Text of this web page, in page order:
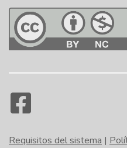
Requisitos del sistema |